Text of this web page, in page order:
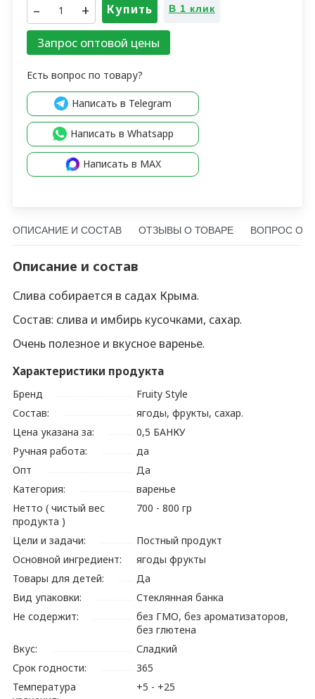
– + Купить В 1 клик
Запрос оптовой цены
Есть вопрос по товару?
Написать в Telegram
Написать в Whatsapp
Написать в MAX
ОПИСАНИЕ И СОСТАВ ОТЗЫВЫ О ТОВАРЕ ВОПРОС О
Описание и состав
Слива собирается в садах Крыма.
Состав: слива и имбирь кусочками, сахар.
Очень полезное и вкусное варенье.
Характеристики продукта
Бренд
Fruity Style
Состав:
ягоды, фрукты, сахар.
Цена указана за:
0,5 БАНКУ
Ручная работа:
да
Опт
Да
Категория:
варенье
Нетто ( чистый вес
продукта )
700 - 800 гр
Цели и задачи:
Постный продукт
Основной ингредиент:
ягоды фрукты
Товары для детей:
Да
Вид упаковки:
Стеклянная банка
Не содержит:
без ГМО, без ароматизаторов,
без глютена
Вкус:
Сладкий
Срок годности:
365
Температура
+5 - +25